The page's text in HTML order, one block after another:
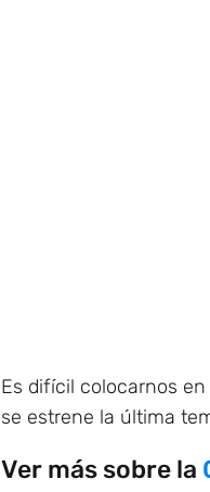
Es difícil colocarnos
se estrene la última
Ver más sobre la